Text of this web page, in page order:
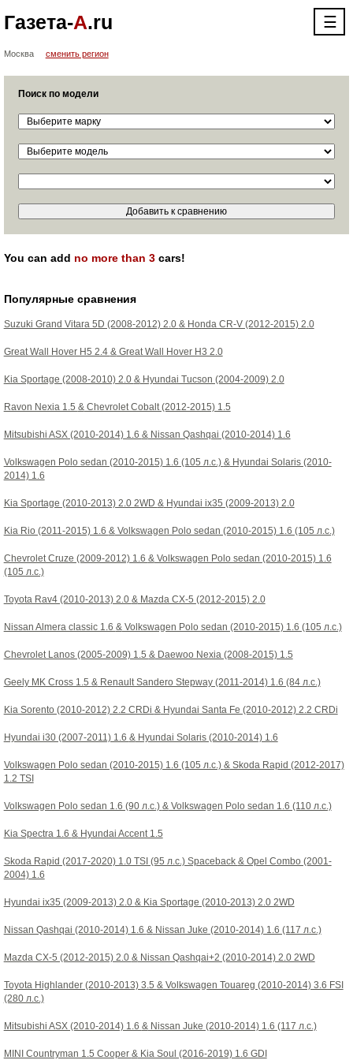
Газета-А.ru ☰
Москва сменить регион
Поиск по модели
You can add no more than 3cars!
Популярные сравнения
Suzuki Grand Vitara 5D (2008-2012) 2.0 &Honda CR-V (2012-2015) 2.0
Great Wall Hover H5 2.4 &Great Wall Hover H3 2.0
Kia Sportage (2008-2010) 2.0 &Hyundai Tucson (2004-2009) 2.0
Ravon Nexia 1.5 &Chevrolet Cobalt (2012-2015) 1.5
Mitsubishi ASX (2010-2014) 1.6 &Nissan Qashqai (2010-2014) 1.6
Volkswagen Polo sedan (2010-2015) 1.6 (105 л.с.) &Hyundai Solaris (2010-
2014) 1.6
Kia Sportage (2010-2013) 2.0 2WD &Hyundai ix35 (2009-2013) 2.0
Kia Rio (2011-2015) 1.6 &Volkswagen Polo sedan (2010-2015) 1.6 (105 л.с.)
Chevrolet Cruze (2009-2012) 1.6 &Volkswagen Polo sedan (2010-2015) 1.6
(105 л.с.)
Toyota Rav4 (2010-2013) 2.0 &Mazda CX-5 (2012-2015) 2.0
Nissan Almera classic 1.6 &Volkswagen Polo sedan (2010-2015) 1.6 (105 л.с.)
Chevrolet Lanos (2005-2009) 1.5 &Daewoo Nexia (2008-2015) 1.5
Geely MK Cross 1.5 &Renault Sandero Stepway (2011-2014) 1.6 (84 л.с.)
Kia Sorento (2010-2012) 2.2 CRDi &Hyundai Santa Fe (2010-2012) 2.2 CRDi
Hyundai i30 (2007-2011) 1.6 &Hyundai Solaris (2010-2014) 1.6
Volkswagen Polo sedan (2010-2015) 1.6 (105 л.с.) &Skoda Rapid (2012-2017)
1.2 TSI
Volkswagen Polo sedan 1.6 (90 л.с.) &Volkswagen Polo sedan 1.6 (110 л.с.)
Kia Spectra 1.6 &Hyundai Accent 1.5
Skoda Rapid (2017-2020) 1.0 TSI (95 л.с.) Spaceback &Opel Combo (2001-
2004) 1.6
Hyundai ix35 (2009-2013) 2.0 &Kia Sportage (2010-2013) 2.0 2WD
Nissan Qashqai (2010-2014) 1.6 &Nissan Juke (2010-2014) 1.6 (117 л.с.)
Mazda CX-5 (2012-2015) 2.0 &Nissan Qashqai+2 (2010-2014) 2.0 2WD
Toyota Highlander (2010-2013) 3.5 &Volkswagen Touareg (2010-2014) 3.6 FSI
(280 л.с.)
Mitsubishi ASX (2010-2014) 1.6 &Nissan Juke (2010-2014) 1.6 (117 л.с.)
MINI Countryman 1.5 Cooper &Kia Soul (2016-2019) 1.6 GDI